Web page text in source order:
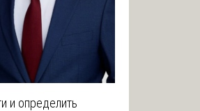
и определить